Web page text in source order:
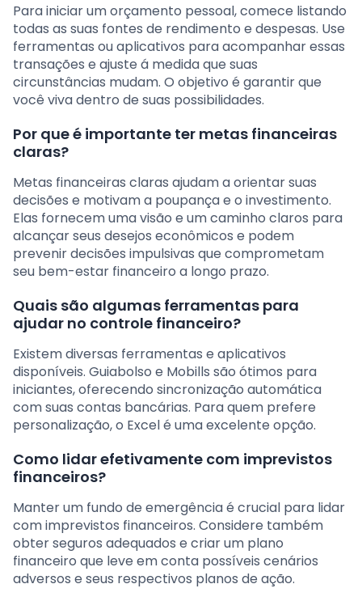
Para iniciar um orçamento pessoal, comece listando
todas as suas fontes de rendimento e despesas. Use
ferramentas ou aplicativos para acompanhar essas
transações e ajuste á medida que suas
circunstâncias mudam. O objetivo é garantir que
você viva dentro de suas possibilidades.
Por que é importante ter metas financeiras
claras?
Metas financeiras claras ajudam a orientar suas
decisões e motivam a poupança e o investimento.
Elas fornecem uma visão e um caminho claros para
alcançar seus desejos econômicos e podem
prevenir decisões impulsivas que comprometam
seu bem-estar financeiro a longo prazo.
Quais são algumas ferramentas para
ajudar no controle financeiro?
Existem diversas ferramentas e aplicativos
disponíveis. Guiabolso e Mobills são ótimos para
iniciantes, oferecendo sincronização automática
com suas contas bancárias. Para quem prefere
personalização, o Excel é uma excelente opção.
Como lidar efetivamente com imprevistos
financeiros?
Manter um fundo de emergência é crucial para lidar
com imprevistos financeiros. Considere também
obter seguros adequados e criar um plano
financeiro que leve em conta possíveis cenários
adversos e seus respectivos planos de ação.